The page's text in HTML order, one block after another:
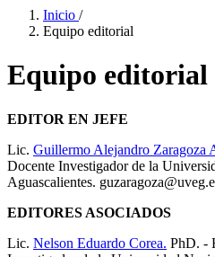
Inicio /
Equipo editorial
Equipo editorial
EDITOR EN JEFE
Lic. Guillermo Alejandro Zaragoza
Docente Investigador de la
Aguascalientes.
EDITORES ASOCIADOS
Lic. Nelson Eduardo Corea. PhD. -